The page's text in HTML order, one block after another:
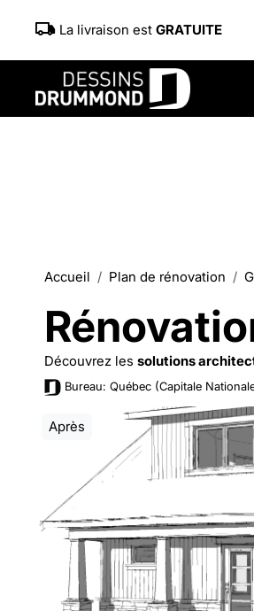
La livraison est GRATUITE
Accueil Plan de rénovation
Découvrez les solutions
Bureau: Québec (Capitale
Après